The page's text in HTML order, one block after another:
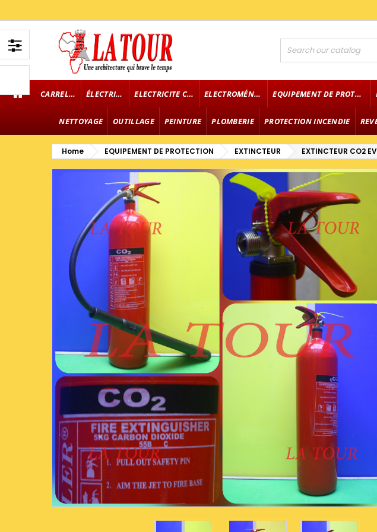
CARRELAGE ÉLECTRICITÉ ELECTRICITE CABLE ELECTROMÉNAGER EQUIPEMENT DE PROTECTION
NETTOYAGE OUTILLAGE PEINTURE PLOMBERIE PROTECTION INCENDIE
Home EQUIPEMENT DE PROTECTION EXTINCTEUR EXTINCTEUR CO2